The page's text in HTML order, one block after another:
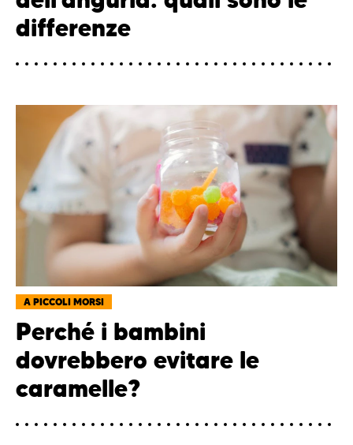
differenze
A PICCOLI MORSI
Perché i bambini
dovrebbero evitare le
caramelle?